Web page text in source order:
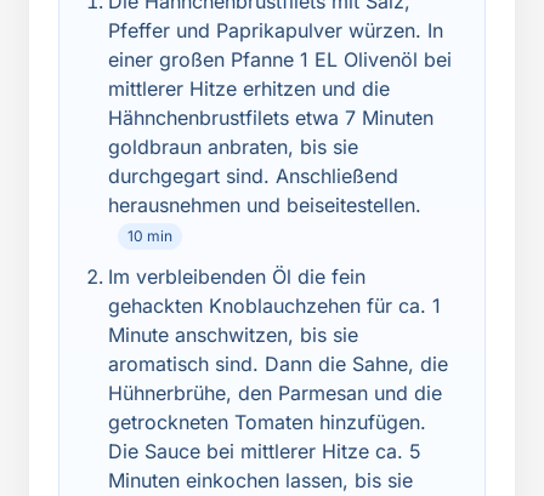
Pfeffer und Paprikapulver würzen. In
einer großen Pfanne 1 EL Olivenöl bei
mittlerer Hitze erhitzen und die
Hähnchenbrustfilets etwa 7 Minuten
goldbraun anbraten, bis sie
durchgegart sind. Anschließend
herausnehmen und beiseitestellen.
10 min
Im verbleibenden Öl die fein
gehackten Knoblauchzehen für ca. 1
Minute anschwitzen, bis sie
aromatisch sind. Dann die Sahne, die
Hühnerbrühe, den Parmesan und die
getrockneten Tomaten hinzufügen.
Die Sauce bei mittlerer Hitze ca. 5
Minuten einkochen lassen, bis sie